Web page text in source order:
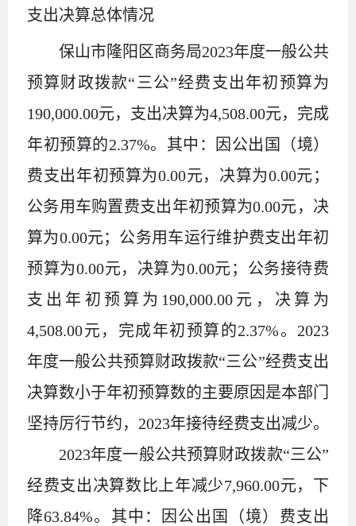
支出决算总体情况
保山市隆阳区商务局2023年度一般公共
预算财政拨款“三公”经费支出年初预算为
190,000.00元，支出决算为4,508.00元，完成
年初预算的2.37%。其中：因公出国（境）
费支出年初预算为0.00元，决算为0.00元；
公务用车购置费支出年初预算为0.00元，决
算为0.00元；公务用车运行维护费支出年初
预算为0.00元，决算为0.00元；公务接待费
支出年初预算为190,000.00 元，决算为
4,508.00元，完成年初预算的2.37%。2023
年度一般公共预算财政拨款“三公”经费支出
决算数小于年初预算数的主要原因是本部门
坚持厉行节约，2023年接待经费支出减少。
2023年度一般公共预算财政拨款“三公”
经费支出决算数比上年减少7,960.00元，下
降63.84%。其中：
因公出国（境）费支出